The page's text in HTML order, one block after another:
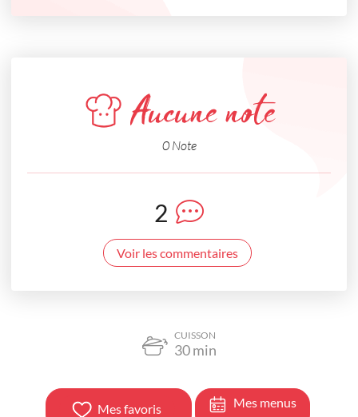
Aucune note
0 Note
2
Voir les commentaires
CUISSON
30min
Mes favoris Mes menus